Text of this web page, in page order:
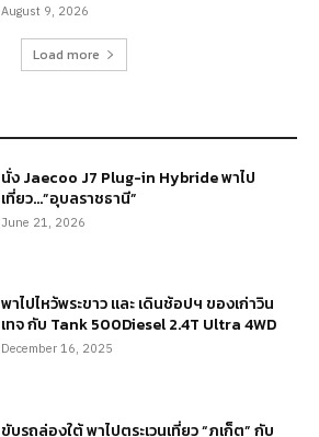
August 9, 2026
Load more
นั่ง Jaecoo J7 Plug-in Hybride พาไป
เที่ยว…”อุบลราชธานี”
June 21, 2026
พาไปไหว้พระขาว และ เดินช้อปฯ ของเก่าวิน
เทจ กับ Tank 500Diesel 2.4T Ultra 4WD
December 16, 2025
ขับรถล่องใต้ พาไปตระเวนเที่ยว “ภูเก็ต” กับ